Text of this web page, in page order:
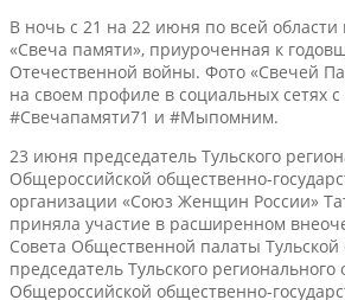
В ночь с 21 на 22 июня по всей
«Свеча памяти», приуроченная к
Отечественной войны. Фото «Свечей
на своем профиле в социальных сетях
#Свечапамяти71 и #Мыпомним.
23 июня председатель Тульского
Общероссийской общественно-
организации «Союз Женщин России»
приняла участие в расширенном
Совета Общественной палаты
председатель Тульского регионального
Общероссийской общественно-